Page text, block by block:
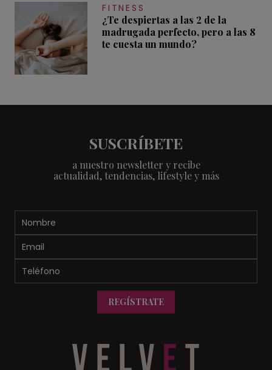
FITNESS
¿Te despiertas a las 2 de la
madrugada perfecto, pero a las 8
te cuesta un mundo?
SUSCRÍBETE
a nuestro newsletter y recibe
actualidad, tendencias, lifestyle y más
REGÍSTRATE